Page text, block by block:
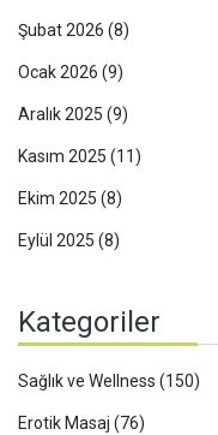
Şubat 2026 (8)
Ocak 2026 (9)
Aralık 2025 (9)
Kasım 2025 (11)
Ekim 2025 (8)
Eylül 2025 (8)
Kategoriler
Sağlık ve Wellness (150)
Erotik Masaj (76)